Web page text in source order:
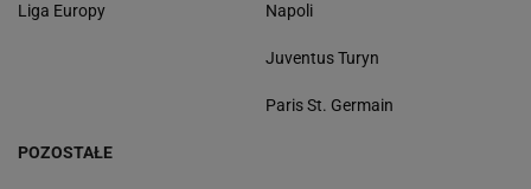
Liga Europy Napoli
Juventus Turyn
Paris St. Germain
POZOSTAŁE